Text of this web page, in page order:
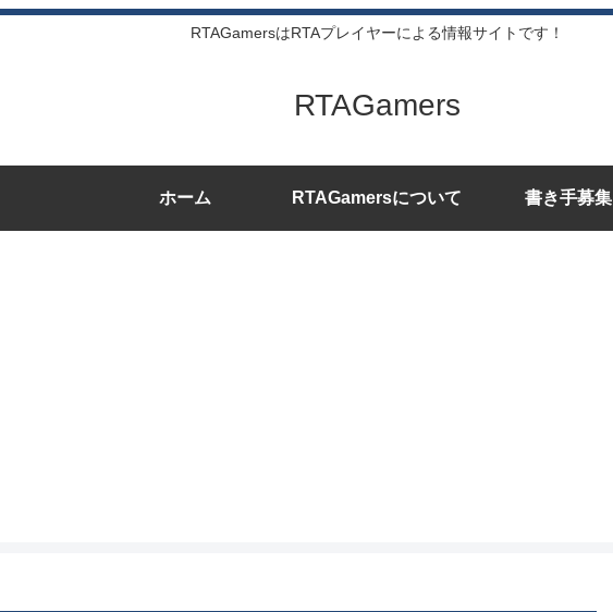
RTAGamersはRTAプレイヤーによる情報サイトです！
RTAGamers
ホーム RTAGamersについて 書き手募集